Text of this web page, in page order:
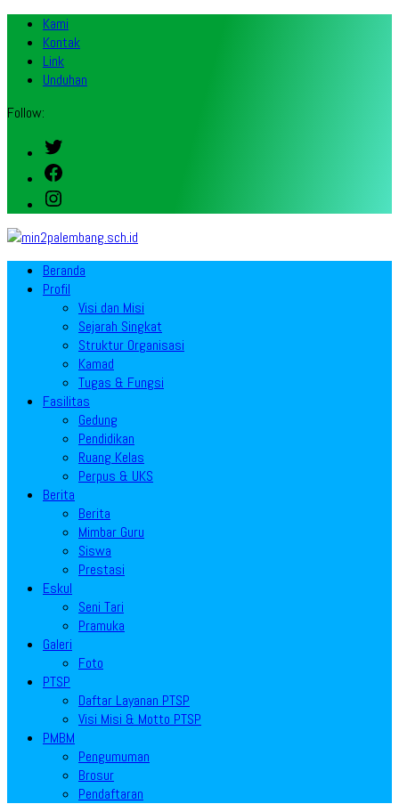
Kami
Kontak
Link
Unduhan
Follow:
Twitter
Facebook
Instagram
Beranda
Profil
Visi dan Misi
Sejarah Singkat
Struktur Organisasi
Kamad
Tugas & Fungsi
Fasilitas
Gedung
Pendidikan
Ruang Kelas
Perpus & UKS
Berita
Berita
Mimbar Guru
Siswa
Prestasi
Eskul
Seni Tari
Pramuka
Galeri
Foto
PTSP
Daftar Layanan PTSP
Visi Misi & Motto PTSP
PMBM
Pengumuman
Brosur
Pendaftaran